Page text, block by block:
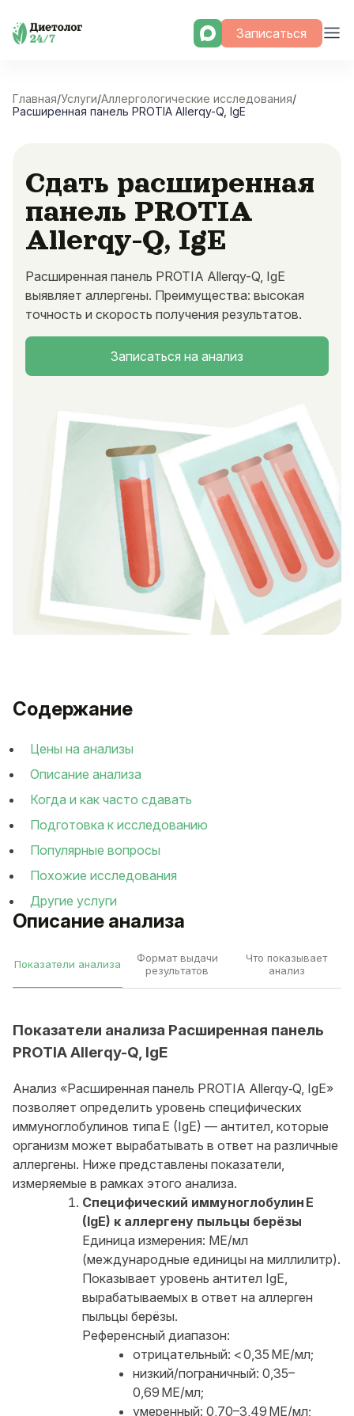
Skip
Записаться
Главная/Услуги/Аллергологические исследования/
Расширенная панель PROTIA Allerqy-Q, IgE
Сдать расширенная
панель PROTIA
Allerqy-Q, IgE
Расширенная панель PROTIA Allerqy-Q, IgE
выявляет аллергены. Преимущества: высокая
точность и скорость получения результатов.
Записаться на анализ
Описание анализа
Показатели анализа
Формат выдачи
результатов
Что показывает
анализ
Показатели анализа Расширенная панель
PROTIA Allerqy-Q, IgE
Анализ «Расширенная панель PROTIA Allerqy‑Q, IgE»
позволяет определить уровень специфических
иммуноглобулинов типа E (IgE) — антител, которые
организм может вырабатывать в ответ на различные
аллергены. Ниже представлены показатели,
измеряемые в рамках этого анализа.
Специфический иммуноглобулин E
(IgE) к аллергену пыльцы берёзы
Единица измерения: МЕ/мл
(международные единицы на миллилитр).
Показывает уровень антител IgE,
вырабатываемых в ответ на аллерген
пыльцы берёзы.
Референсный диапазон:
отрицательный: < 0,35 МЕ/мл;
низкий/пограничный: 0,35–
0,69 МЕ/мл;
умеренный: 0,70–3,49 МЕ/мл;
Содержание
Цены на анализы
Описание анализа
Когда и как часто сдавать
Подготовка к исследованию
Популярные вопросы
Похожие исследования
Другие услуги